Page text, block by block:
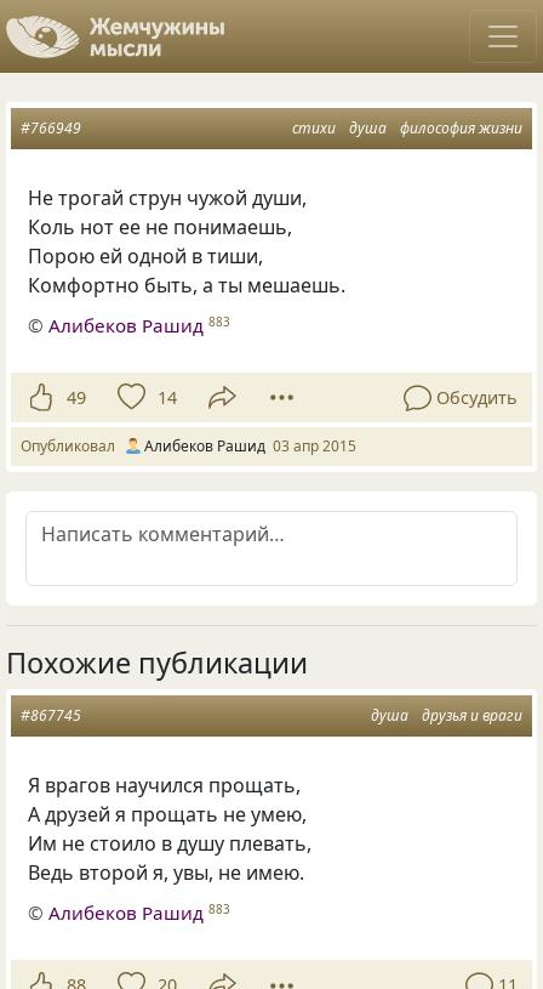
стихи душа философия жизни
#766949
Не трогай струн чужой души,
Коль нот ее не понимаешь,
Порою ей одной в тиши,
Комфортно быть, а ты мешаешь.
©Алибеков Рашид 883
49 14 Обсудить
Опубликовал Алибеков Рашид 03 апр 2015
Похожие публикации
душа друзья и враги
#867745
Я врагов научился прощать,
А друзей я прощать не умею,
Им не стоило в душу плевать,
Ведь второй я, увы, не имею.
©Алибеков Рашид 883